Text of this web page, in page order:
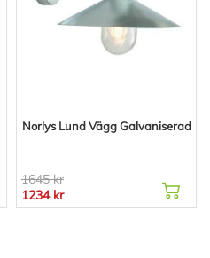
Norlys Lund Vägg Galvaniserad
1645 kr
1234 kr